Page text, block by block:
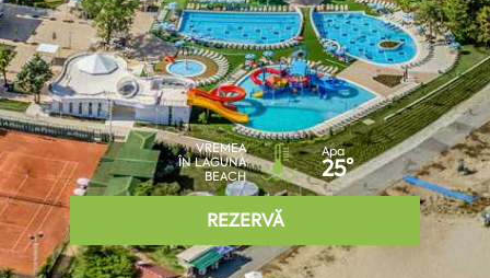
VREMEA
ÎN LAGUNA
BEACH
Apa
25°
REZERVĂ